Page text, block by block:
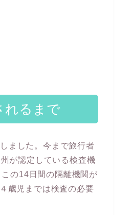
れるまで
ました。今まで旅行者
が認定している検査機
の14日間の隔離機関が
歳児までは検査の必要